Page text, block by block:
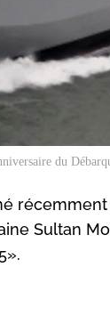
du
Sultan